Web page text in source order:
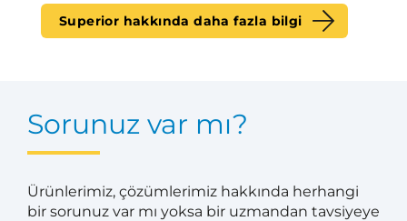
Superior hakkında daha fazla bilgi
Sorunuz var mı?
Ürünlerimiz, çözümlerimiz hakkında herhangi
bir sorunuz var mı yoksa bir uzmandan tavsiyeye